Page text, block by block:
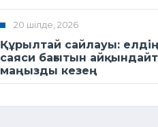
20 шілде, 2026
Құрылтай сайлауы:
саяси бағытын
маңызды кезең